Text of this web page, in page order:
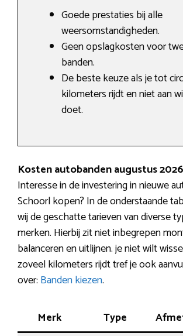
Goede prestaties bij alle
weersomstandigheden.
Geen opslagkosten voor
banden.
De beste keuze als je tot
kilometers rijdt en niet aan
doet.
Kosten autobanden augustus
Interesse in de investering in nieuwe
Schoorl kopen? In de onderstaande
wij de geschatte tarieven van diverse
merken. Hierbij zit niet inbegrepen
balanceren en uitlijnen. je niet wilt
zoveel kilometers rijdt tref je ook
over: Banden kiezen.
Merk Type